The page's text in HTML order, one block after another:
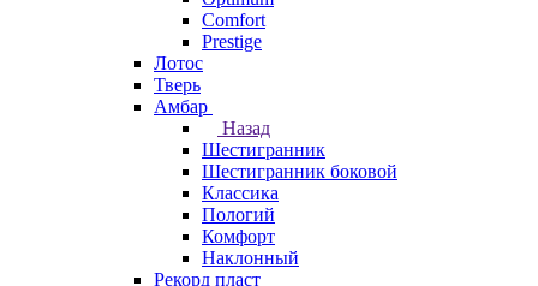
Comfort
Prestige
Лотос
Тверь
Амбар
Назад
Шестигранник
Шестигранник боковой
Классика
Пологий
Комфорт
Наклонный
Рекорд пласт